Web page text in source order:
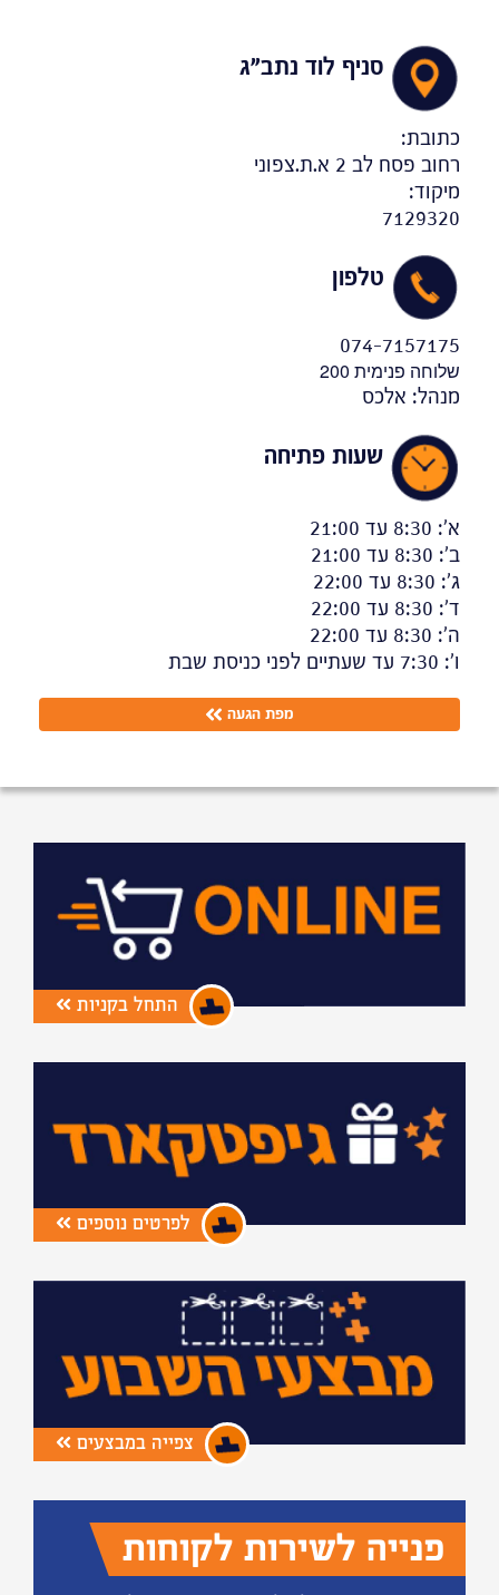
סניף לוד נתב"ג
כתובת:
רחוב פסח לב 2 א.ת.צפוני
מיקוד:
7129320
טלפון
074-7157175
שלוחה פנימית 200
מנהל: אלכס
שעות פתיחה
א': 8:30 עד 21:00
ב': 8:30 עד 21:00
ג': 8:30 עד 22:00
ד': 8:30 עד 22:00
ה': 8:30 עד 22:00
ו': 7:30 עד שעתיים לפני כניסת שבת
מפת הגעה
התחל בקניות
לפרטים נוספים
צפייה במבצעים
פנייה לשירות לקוחות